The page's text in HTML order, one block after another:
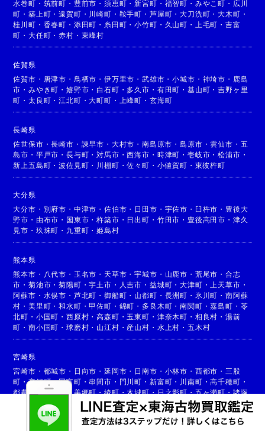
水巻町 ・ 筑前町 ・ 豊前市 ・須恵町 ・新宮町 ・ 福智町 ・ みやこ町 ・ 広川
町 ・築上町 ・遠賀町 ・ 川崎町 ・ 鞍手町 ・ 芦屋町 ・大刀洗町 ・大木町 ・
桂川町 ・ 香春町 ・ 添田町 ・ 糸田町 ・小竹町 ・ 久山町 ・ 上毛町 ・ 吉富
町 ・大任町 ・赤村 ・ 東峰村
佐賀県
佐賀市 ・ 唐津市 ・ 鳥栖市 ・伊万里市 ・武雄市 ・小城市 ・ 神埼市 ・ 鹿島
市 ・みやき町 ・嬉野市 ・ 白石町 ・ 多久市 ・ 有田町 ・ 基山町 ・吉野ヶ里
町 ・太良町 ・江北町 ・大町町 ・ 上峰町 ・ 玄海町
長崎県
佐世保市 ・長崎市 ・ 諫早市 ・ 大村市 ・南島原市 ・島原市 ・ 雲仙市 ・ 五
島市 ・ 平戸市 ・長与町 ・対馬市 ・西海市 ・ 時津町 ・ 壱岐市 ・松浦市 ・
新上五島町 ・波佐見町 ・ 川棚町 ・佐々町 ・ 小値賀町 ・ 東彼杵町
大分県
大分市 ・ 別府市 ・ 中津市 ・佐伯市 ・ 日田市 ・ 宇佐市 ・ 臼杵市 ・ 豊後大
野市 ・ 由布市 ・ 国東市 ・杵築市 ・ 日出町 ・ 竹田市 ・ 豊後高田市 ・ 津久
見市 ・ 玖珠町 ・ 九重町 ・姫島村
熊本県
熊本市 ・ 八代市 ・ 玉名市 ・ 天草市 ・宇城市 ・ 山鹿市 ・ 荒尾市 ・ 合志
市 ・菊池市 ・菊陽町 ・宇土市 ・ 人吉市 ・ 益城町 ・大津町 ・ 上天草市 ・
阿蘇市 ・ 水俣市 ・ 芦北町 ・御船町 ・ 山都町 ・ 長洲町 ・ 氷川町 ・ 南阿蘇
村 ・美里町 ・和水町 ・甲佐町 ・ 錦町 ・ 多良木町 ・南関町 ・嘉島町 ・ 苓
北町 ・ 小国町 ・西原村 ・高森町 ・ 玉東町 ・ 津奈木町 ・ 相良村 ・ 湯前
町 ・南小国町 ・球磨村 ・ 山江村 ・ 産山村 ・ 水上村 ・ 五木村
宮崎県
宮崎市 ・ 都城市 ・ 日向市 ・延岡市 ・ 日南市 ・ 小林市 ・ 西都市 ・ 三股
町 ・高鍋町・国富町 ・ 串間市 ・ 門川町 ・ 新富町 ・ 川南町 ・高千穂町 ・
都農町
高原町 ・美郷町・綾町・木城町・日之影町・五ヶ瀬町・諸塚
椎葉村・ 西米良村